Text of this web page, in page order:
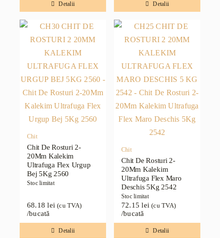
Detalii Detalii
Chit
Chit De Rosturi 2-
20Mm Kalekim
Ultrafuga Flex Urgup
Bej 5Kg 2560
Stoc limitat
68.18lei (cu TVA)
/bucată
Detalii
Chit
Chit De Rosturi 2-
20Mm Kalekim
Ultrafuga Flex Maro
Deschis 5Kg 2542
Stoc limitat
72.15lei (cu TVA)
/bucată
Detalii